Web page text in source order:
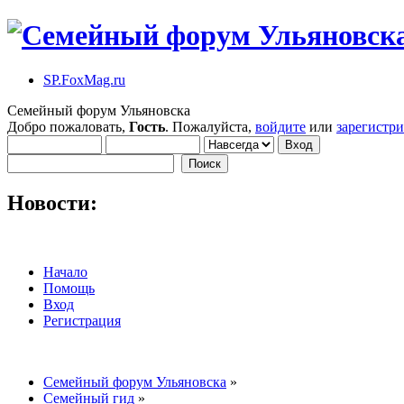
SP.FoxMag.ru
Семейный форум Ульяновска
Добро пожаловать, Гость. Пожалуйста, войдите или
Новости:
Начало
Помощь
Вход
Регистрация
Семейный форум Ульяновска »
Семейный гид »